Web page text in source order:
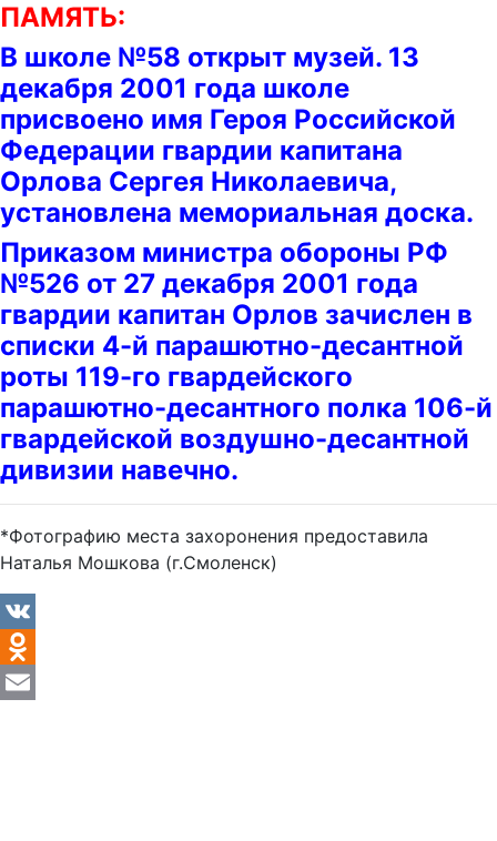
ПАМЯТЬ:
В школе №58 открыт музей. 13
декабря 2001 года школе
присвоено имя Героя Российской
Федерации гвардии капитана
Орлова Сергея Николаевича,
установлена мемориальная доска.
Приказом министра обороны РФ
№526 от 27 декабря 2001 года
гвардии капитан Орлов зачислен в
списки 4-й парашютно-десантной
роты 119-го гвардейского
парашютно-десантного полка 106-й
гвардейской воздушно-десантной
дивизии навечно.
*Фотографию места захоронения предоставила
Наталья Мошкова (г.Смоленск)
VK
Odnoklassniki